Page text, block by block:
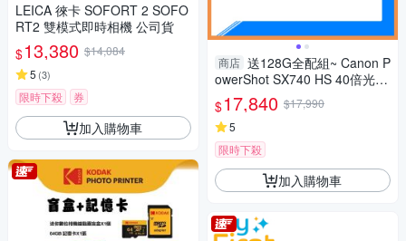
LEICA 徠卡 SOFORT 2 SOFO
RT2 雙模式即時相機 公司貨
$13,380 $14,084
5 (3)
限時下殺 券
加入購物車
商店 送128G全配組~ Canon P
owerShot SX740 HS 40倍光學
變焦 相機(SX740HS,公司貨)
$17,840 $17,990
5
限時下殺
加入購物車